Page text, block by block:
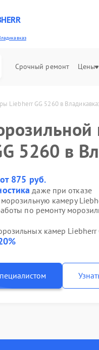
Срочный ремонт Цены
Liebherr GG 5260 в
5260 в
от 875 руб.
даже при отказе
камеру
по ремонту
камер Liebherr